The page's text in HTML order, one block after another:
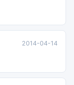
2014-04-14